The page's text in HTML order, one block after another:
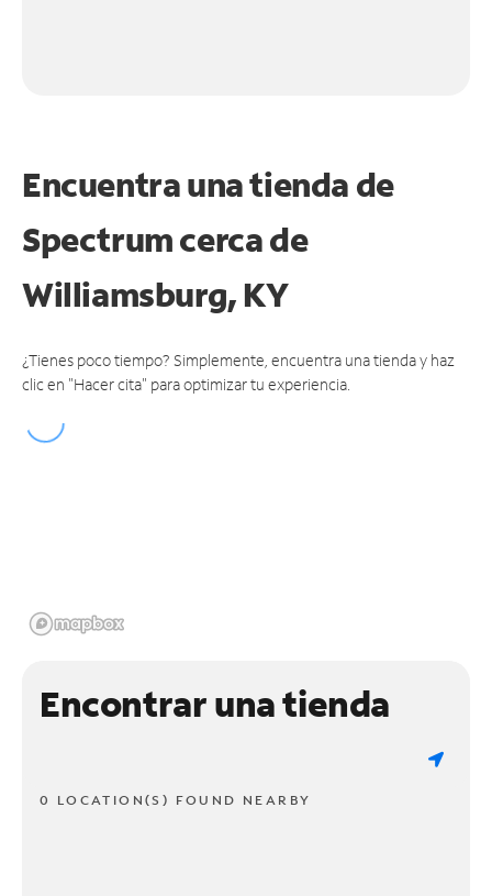
Encuentra una tienda de
Spectrumcerca de
Williamsburg, KY
¿Tienes poco tiempo? Simplemente, encuentra una tienda y haz
clic en "Hacer cita" para optimizar tu experiencia.
Encontrar una tienda
0 LOCATION(S) FOUND NEARBY